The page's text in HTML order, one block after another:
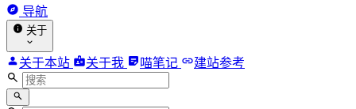
导航
关于
关于本站 关于我 喵笔记 建站参考